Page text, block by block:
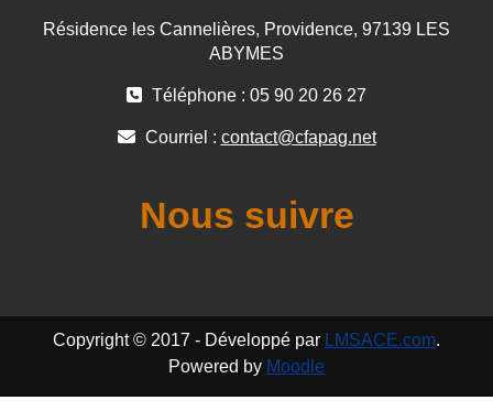
Résidence les Cannelières, Providence, 97139 LES
ABYMES
Téléphone : 05 90 20 26 27
Courriel : contact@cfapag.net
Nous suivre
Copyright © 2017 - Développé par LMSACE.com.
Powered by Moodle